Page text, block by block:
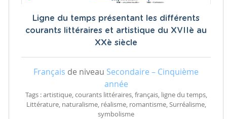
Ligne du temps présentant les différents
courants littéraires et artistique du XVIIè au
XXè siècle
Français de niveau Secondaire – Cinquième
année
Tags : artistique, courants littéraires, français, ligne du temps,
Littérature, naturalisme, réalisme, romantisme, Surréalisme,
symbolisme